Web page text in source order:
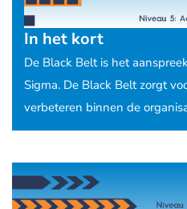
In het kort
De Black Belt is het
Sigma. De Black Belt zorgt
verbeteren binnen de